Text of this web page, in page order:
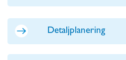
Detaljplanering